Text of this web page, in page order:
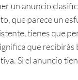
un anuncio
que parece un
tienes que
que recibirás
Si el anuncio